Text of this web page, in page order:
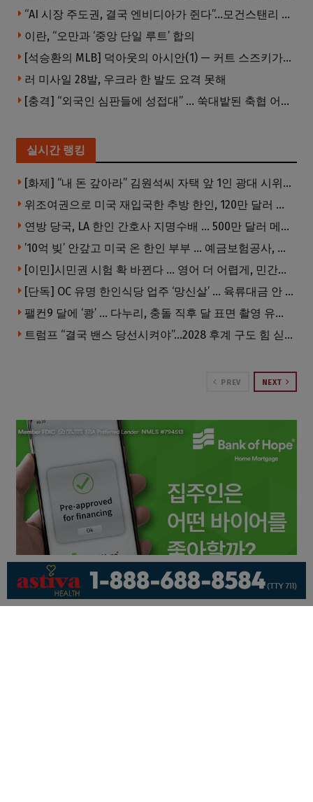
“AI 시장 주도권, 결국 엔비디아가 쥔다”…모건스탠리 장담
이란, “오만과 ‘중앙 단일 루트’ 합의
[석승환의 MLB] 덕아웃의 아시안(1) — 커트 스즈키가 우리에게 묻는 것
러 미사일 28발, 우크라 한 발도 요격 못해
[충격] “외국인 심판들에 성접대” … 쑥대밭된 축협 어디까지 추락하나
실시간 랭킹
[화제] “내 돈 갚아라” 김원석씨 자택 앞 1인 광대 시위 … 한인 투자사, “108만 달러 못받아”
위조여권으로 미국 재입국한 추방 한인, 120만 달러 은행 사기 행각
연방 당국, LA 한인 간호사 지명수배 … 500만 달러 메디캐어 사기, 선고 직전 한국 도주
’10억 빚’ 안갚고 미국 온 한인 부부 … 예금보험공사, 미국서 소송
[이민]시민권 시험 확 바뀐다 … 영어 더 어렵게, 민간시험 도입 추진
[단독] OC 유명 한인식당 업주 ‘망신살’ … 육류대금 안 갚자 식당서 공개추심
팰컨9 달에 ‘쾅’ … 다누리, 충돌 직후 달 표면 촬영 유일 탐사선
트럼프 “결국 밴스 당선시켜야”…2028 후계 구도 힘 싣나
PREV NEXT